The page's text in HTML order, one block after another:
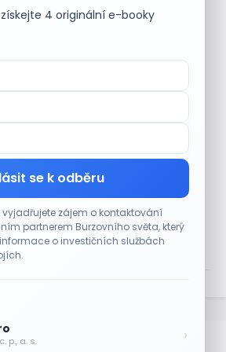
4 originální e-booky
se k odběru
zájem o kontaktování
partnerem Burzovního světa, který
o investičních službách
p., a. s. ›
mění vedení AI divize. Větší vliv
sledují Blízký východ a
Berkshire Hathaway
2026